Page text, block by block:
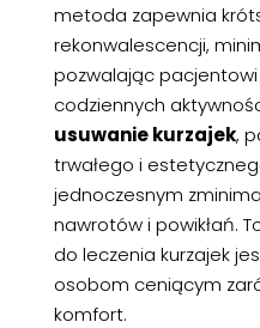
metoda zapewnia
rekonwalescencji,
pozwalając
codziennych
usuwanie kurzajek,
trwałego i
jednoczesnym
nawrotów i powikłań.
do leczenia kurzajek
osobom ceniącym
komfort.